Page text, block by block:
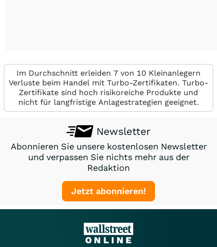
Im Durchschnitt erleiden 7 von 10 Kleinanlegern
Verluste beim Handel mit Turbo-Zertifikaten. Turbo-
Zertifikate sind hoch risikoreiche Produkte und
nicht für langfristige Anlagestrategien geeignet.
Newsletter
Abonnieren Sie unsere kostenlosen Newsletter
und verpassen Sie nichts mehr aus der
Redaktion
Jetzt abonnieren!